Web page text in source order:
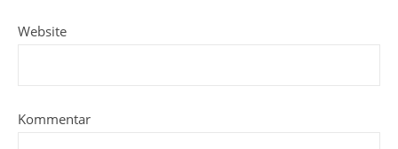
Website
Kommentar